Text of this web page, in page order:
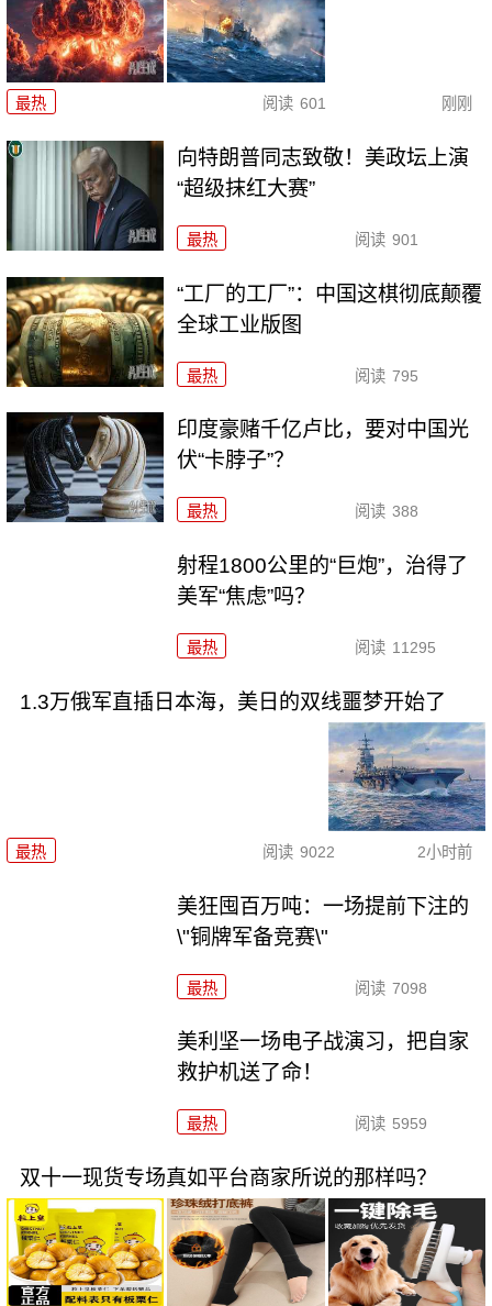
最热 阅读 601 刚刚
向特朗普同志致敬！美政坛上演
“超级抹红大赛”
最热 阅读 901
“工厂的工厂”：中国这棋彻底颠覆
全球工业版图
最热 阅读 795
印度豪赌千亿卢比，要对中国光
伏“卡脖子”？
最热 阅读 388
射程1800公里的“巨炮”，治得了
美军“焦虑”吗？
最热 阅读 11295
1.3万俄军直插日本海，美日的双线噩梦开始了
最热 阅读 9022 2小时前
美狂囤百万吨：一场提前下注的
\"铜牌军备竞赛\"
最热 阅读 7098
美利坚一场电子战演习，把自家
救护机送了命！
最热 阅读 5959
双十一现货专场真如平台商家所说的那样吗？